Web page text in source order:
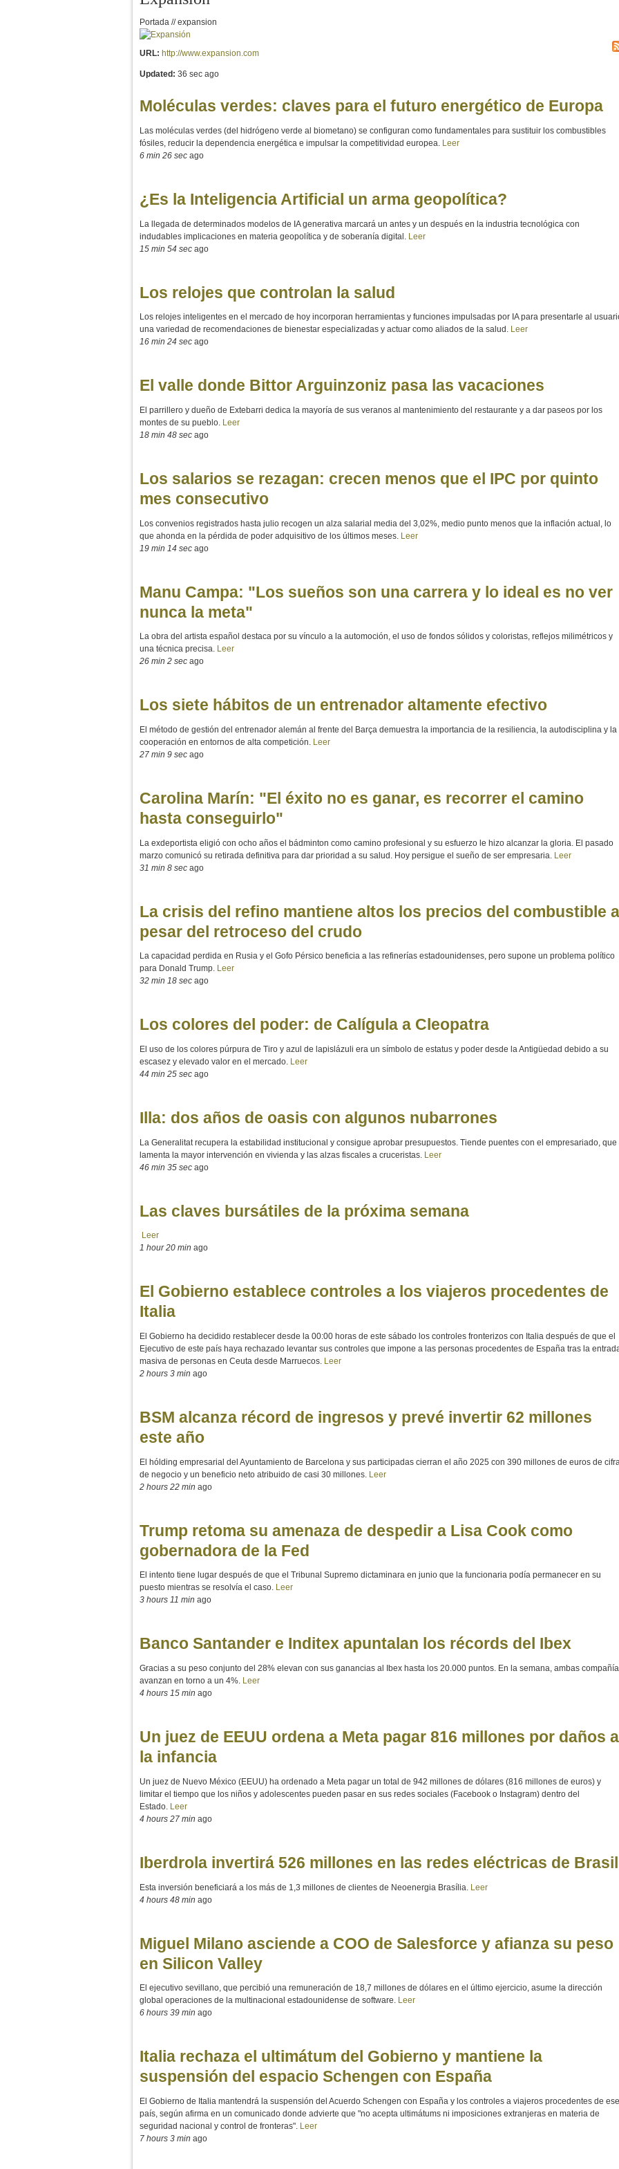
Portada // expansion
URL: http://www.expansion.com
Updated: 36 sec ago
Moléculas verdes: claves para el futuro energético de Europa
Las moléculas verdes (del hidrógeno verde al biometano) se configuran como fundamentales para sustituir los combustibles
fósiles, reducir la dependencia energética e impulsar la competitividad europea. Leer
6 min 26 sec ago
¿Es la Inteligencia Artificial un arma geopolítica?
La llegada de determinados modelos de IA generativa marcará un antes y un después en la industria tecnológica con
indudables implicaciones en materia geopolítica y de soberanía digital. Leer
15 min 54 sec ago
Los relojes que controlan la salud
Los relojes inteligentes en el mercado de hoy incorporan herramientas y funciones impulsadas por IA para presentarle al
una variedad de recomendaciones de bienestar especializadas y actuar como aliados de la salud. Leer
16 min 24 sec ago
El valle donde Bittor Arguinzoniz pasa las vacaciones
El parrillero y dueño de Extebarri dedica la mayoría de sus veranos al mantenimiento del restaurante y a dar paseos por los
montes de su pueblo. Leer
18 min 48 sec ago
Los salarios se rezagan: crecen menos que el IPC por quinto
mes consecutivo
Los convenios registrados hasta julio recogen un alza salarial media del 3,02%, medio punto menos que la inflación actual, lo
que ahonda en la pérdida de poder adquisitivo de los últimos meses. Leer
19 min 14 sec ago
Manu Campa: "Los sueños son una carrera y lo ideal es no ver
nunca la meta"
La obra del artista español destaca por su vínculo a la automoción, el uso de fondos sólidos y coloristas, reflejos milimétricos y
una técnica precisa. Leer
26 min 2 sec ago
Los siete hábitos de un entrenador altamente efectivo
El método de gestión del entrenador alemán al frente del Barça demuestra la importancia de la resiliencia, la autodisciplina y la
cooperación en entornos de alta competición. Leer
27 min 9 sec ago
Carolina Marín: "El éxito no es ganar, es recorrer el camino
hasta conseguirlo"
La exdeportista eligió con ocho años el bádminton como camino profesional y su esfuerzo le hizo alcanzar la gloria. El pasado
marzo comunicó su retirada definitiva para dar prioridad a su salud. Hoy persigue el sueño de ser empresaria. Leer
31 min 8 sec ago
La crisis del refino mantiene altos los precios del combustible a
pesar del retroceso del crudo
La capacidad perdida en Rusia y el Gofo Pérsico beneficia a las refinerías estadounidenses, pero supone un problema político
para Donald Trump. Leer
32 min 18 sec ago
Los colores del poder: de Calígula a Cleopatra
El uso de los colores púrpura de Tiro y azul de lapislázuli era un símbolo de estatus y poder desde la Antigüedad debido a su
escasez y elevado valor en el mercado. Leer
44 min 25 sec ago
Illa: dos años de oasis con algunos nubarrones
La Generalitat recupera la estabilidad institucional y consigue aprobar presupuestos. Tiende puentes con el empresariado, que
lamenta la mayor intervención en vivienda y las alzas fiscales a cruceristas. Leer
46 min 35 sec ago
Las claves bursátiles de la próxima semana
Leer
1 hour 20 min ago
El Gobierno establece controles a los viajeros procedentes de
Italia
El Gobierno ha decidido restablecer desde la 00:00 horas de este sábado los controles fronterizos con Italia después de que el
Ejecutivo de este país haya rechazado levantar sus controles que impone a las personas procedentes de España tras la
masiva de personas en Ceuta desde Marruecos. Leer
2 hours 3 min ago
BSM alcanza récord de ingresos y prevé invertir 62 millones
este año
El hólding empresarial del Ayuntamiento de Barcelona y sus participadas cierran el año 2025 con 390 millones de euros de
de negocio y un beneficio neto atribuido de casi 30 millones. Leer
2 hours 22 min ago
Trump retoma su amenaza de despedir a Lisa Cook como
gobernadora de la Fed
El intento tiene lugar después de que el Tribunal Supremo dictaminara en junio que la funcionaria podía permanecer en su
puesto mientras se resolvía el caso. Leer
3 hours 11 min ago
Banco Santander e Inditex apuntalan los récords del Ibex
Gracias a su peso conjunto del 28% elevan con sus ganancias al Ibex hasta los 20.000 puntos. En la semana, ambas
avanzan en torno a un 4%. Leer
4 hours 15 min ago
Un juez de EEUU ordena a Meta pagar 816 millones por daños a
la infancia
Un juez de Nuevo México (EEUU) ha ordenado a Meta pagar un total de 942 millones de dólares (816 millones de euros) y
limitar el tiempo que los niños y adolescentes pueden pasar en sus redes sociales (Facebook o Instagram) dentro del
Estado. Leer
4 hours 27 min ago
Iberdrola invertirá 526 millones en las redes eléctricas de Brasil
Esta inversión beneficiará a los más de 1,3 millones de clientes de Neoenergia Brasília. Leer
4 hours 48 min ago
Miguel Milano asciende a COO de Salesforce y afianza su peso
en Silicon Valley
El ejecutivo sevillano, que percibió una remuneración de 18,7 millones de dólares en el último ejercicio, asume la dirección
global operaciones de la multinacional estadounidense de software. Leer
6 hours 39 min ago
Italia rechaza el ultimátum del Gobierno y mantiene la
suspensión del espacio Schengen con España
El Gobierno de Italia mantendrá la suspensión del Acuerdo Schengen con España y los controles a viajeros procedentes de ese
país, según afirma en un comunicado donde advierte que "no acepta ultimátums ni imposiciones extranjeras en materia de
seguridad nacional y control de fronteras". Leer
7 hours 3 min ago